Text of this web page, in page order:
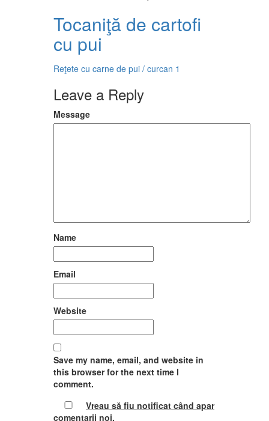
Tocaniţă de cartofi
cu pui
Reţete cu carne de pui / curcan 1
Leave a Reply
Message
Name
Email
Website
Save my name, email, and website in
this browser for the next time I
comment.
Vreau să fiu notificat când apar
comentarii noi.